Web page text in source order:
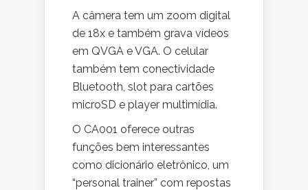
A câmera tem um zoom digital
de 18x e também grava vídeos
em QVGA e VGA. O celular
também tem conectividade
Bluetooth, slot para cartões
microSD e player multimídia.
O CA001 oferece outras
funções bem interessantes
como dicionário eletrônico, um
“personal trainer” com repostas